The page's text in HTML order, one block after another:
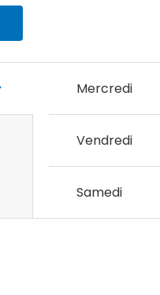
Mercredi
Vendredi
Samedi